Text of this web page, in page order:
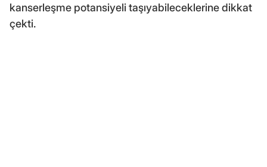
kanserleşme potansiyeli taşıyabileceklerine dikkat
çekti.